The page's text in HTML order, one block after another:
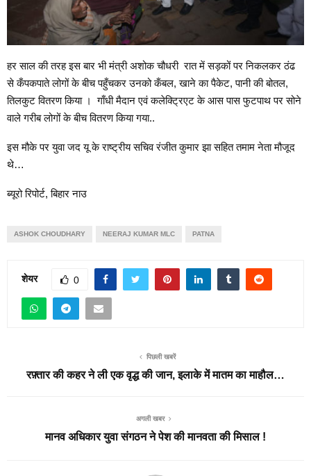
हर साल की तरह इस बार भी मंत्री अशोक चौधरी रात में सड़कों पर निकलकर ठंढ
से कँपकपाते लोगों के बीच पहुँचकर उनको कँबल, खाने का पैकेट, पानी की बोतल,
तिलकुट वितरण किया । गाँधी मैदान एवं कलेक्ट्रिएट के आस पास फुटपाथ पर सोने
वाले गरीब लोगों के बीच वितरण किया गया..
इस मौके पर युवा जद यू के राष्ट्रीय सचिव रंजीत कुमार झा सहित तमाम नेता मौजूद
थे…
ब्यूरो रिपोर्ट, बिहार नाउ
ASHOK CHOUDHARY NEERAJ KUMAR MLC PATNA
शेयर 0
पिछली खबरें
रफ़्तार की कहर ने ली एक वृद्ध की जान, इलाके में मातम का माहौल…
अगली खबर
मानव अधिकार युवा संगठन ने पेश की मानवता की मिसाल !